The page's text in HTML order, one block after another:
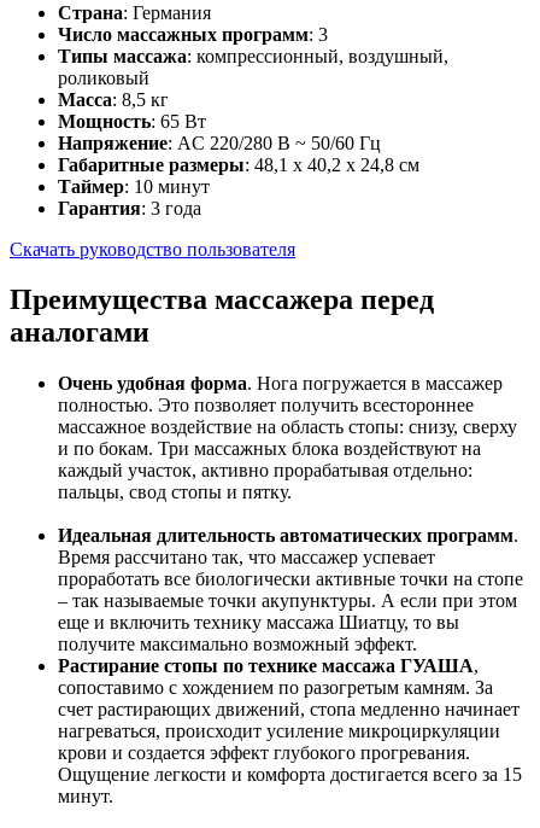
Страна: Германия
Число массажных программ: 3
Типы массажа: компрессионный, воздушный,
роликовый
Масса: 8,5 кг
Мощность: 65 Вт
Напряжение: AC 220/280 В ~ 50/60 Гц
Габаритные размеры: 48,1 х 40,2 х 24,8 см
Таймер: 10 минут
Гарантия: 3 года
Скачать руководство пользователя
Преимущества массажера перед
аналогами
Очень удобная форма. Нога погружается в массажер
полностью. Это позволяет получить всестороннее
массажное воздействие на область стопы: снизу, сверху
и по бокам. Три массажных блока воздействуют на
каждый участок, активно прорабатывая отдельно:
пальцы, свод стопы и пятку.
Идеальная длительность автоматических программ.
Время рассчитано так, что массажер успевает
проработать все биологически активные точки на стопе
– так называемые точки акупунктуры. А если при этом
еще и включить технику массажа Шиатцу, то вы
получите максимально возможный эффект.
Растирание стопы по технике массажа ГУАША,
сопоставимо с хождением по разогретым камням. За
счет растирающих движений, стопа медленно начинает
нагреваться, происходит усиление микроциркуляции
крови и создается эффект глубокого прогревания.
Ощущение легкости и комфорта достигается всего за 15
минут.